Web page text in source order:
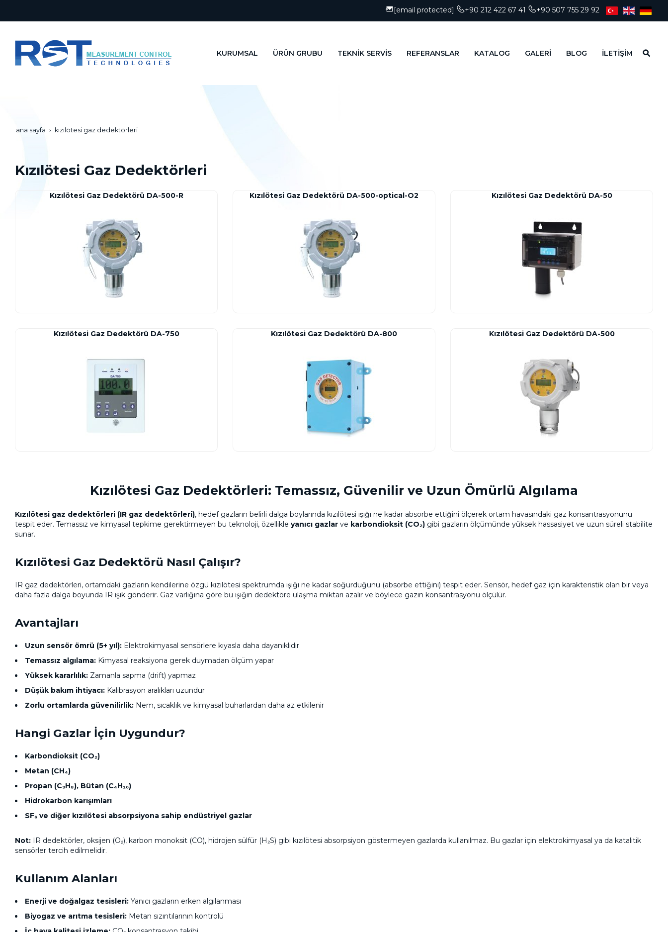
[email protected] +90 212 422 67 41 +90 507 755 29 92
KURUMSAL ÜRÜN GRUBU TEKNİK SERVİS REFERANSLAR KATALOG GALERİ BLOG İLETİŞİM
ana sayfa kızılötesi gaz dedektörleri
Kızılötesi Gaz Dedektörleri
Kızılötesi Gaz Dedektörleri: Temassız, Güvenilir ve Uzun Ömürlü Algılama
Kızılötesi gaz dedektörleri (IR gaz dedektörleri), hedef gazların belirli dalga boylarında kızılötesi ışığı ne kadar absorbe ettiğini ölçerek ortam havasındaki gaz konsantrasyonunu
tespit eder. Temassız ve kimyasal tepkime gerektirmeyen bu teknoloji, özellikle yanıcı gazlar ve karbondioksit (CO₂) gibi gazların ölçümünde yüksek hassasiyet ve uzun süreli stabilite
sunar.
Kızılötesi Gaz Dedektörü Nasıl Çalışır?
IR gaz dedektörleri, ortamdaki gazların kendilerine özgü kızılötesi spektrumda ışığı ne kadar soğurduğunu (absorbe ettiğini) tespit eder. Sensör, hedef gaz için karakteristik olan bir veya
daha fazla dalga boyunda IR ışık gönderir. Gaz varlığına göre bu ışığın dedektöre ulaşma miktarı azalır ve böylece gazın konsantrasyonu ölçülür.
Avantajları
Uzun sensör ömrü (5+ yıl): Elektrokimyasal sensörlere kıyasla daha dayanıklıdır
Temassız algılama: Kimyasal reaksiyona gerek duymadan ölçüm yapar
Yüksek kararlılık: Zamanla sapma (drift) yapmaz
Düşük bakım ihtiyacı: Kalibrasyon aralıkları uzundur
Zorlu ortamlarda güvenilirlik: Nem, sıcaklık ve kimyasal buharlardan daha az etkilenir
Hangi Gazlar İçin Uygundur?
Karbondioksit (CO₂)
Metan (CH₄)
Propan (C₃H₈), Bütan (C₄H₁₀)
Hidrokarbon karışımları
SF₆ ve diğer kızılötesi absorpsiyona sahip endüstriyel gazlar
Not: IR dedektörler, oksijen (O₂), karbon monoksit (CO), hidrojen sülfür (H₂S) gibi kızılötesi absorpsiyon göstermeyen gazlarda kullanılmaz. Bu gazlar için elektrokimyasal ya da katalitik
sensörler tercih edilmelidir.
Kullanım Alanları
Enerji ve doğalgaz tesisleri: Yanıcı gazların erken algılanması
Biyogaz ve arıtma tesisleri: Metan sızıntılarının kontrolü
Kızılötesi Gaz Dedektörü DA-500-R Kızılötesi Gaz Dedektörü DA-500-optical-O2 Kızılötesi Gaz Dedektörü DA-50
Kızılötesi Gaz Dedektörü DA-750 Kızılötesi Gaz Dedektörü DA-800 Kızılötesi Gaz Dedektörü DA-500